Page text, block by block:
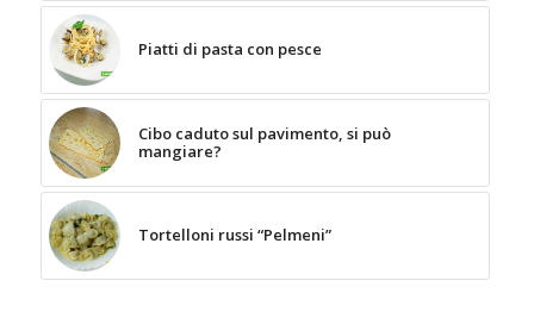
Piatti di pasta con pesce
Cibo caduto sul pavimento, si può
mangiare?
Tortelloni russi “Pelmeni”